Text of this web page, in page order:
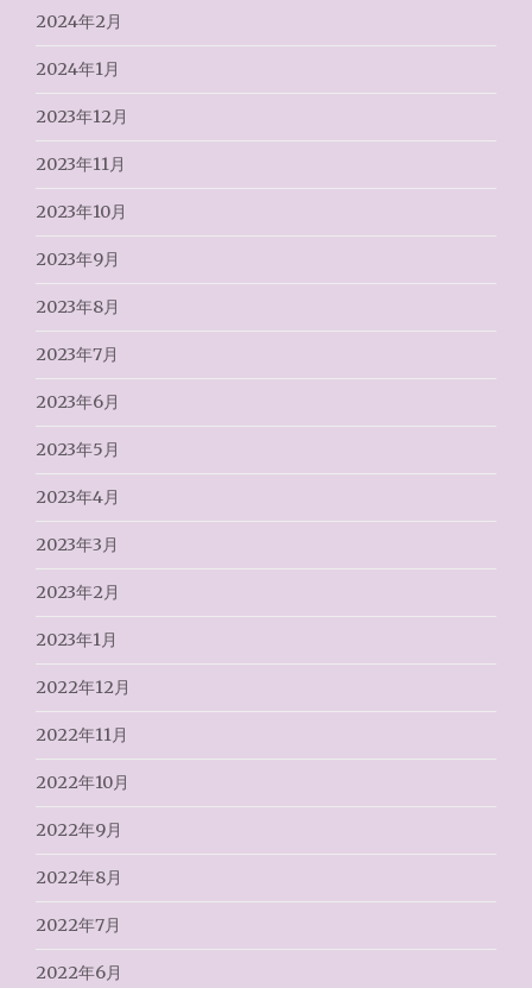
2024年2月
2024年1月
2023年12月
2023年11月
2023年10月
2023年9月
2023年8月
2023年7月
2023年6月
2023年5月
2023年4月
2023年3月
2023年2月
2023年1月
2022年12月
2022年11月
2022年10月
2022年9月
2022年8月
2022年7月
2022年6月